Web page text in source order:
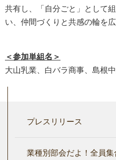
共有し、「自分ごと」として
い、仲間づくりと共感の輪を
＜参加単組名＞
大山乳業、白バラ商事、島根
プレスリリース
業種別部会だよ！全員集